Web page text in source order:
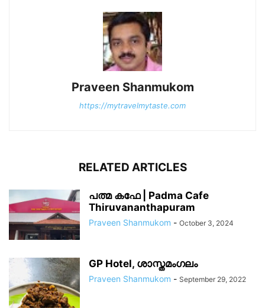
Praveen Shanmukom
https://mytravelmytaste.com
RELATED ARTICLES
പത്മ കഫേ | Padma Cafe
Thiruvananthapuram
Praveen Shanmukom - October 3, 2024
GP Hotel, ശാസ്തമംഗലം
Praveen Shanmukom - September 29, 2022